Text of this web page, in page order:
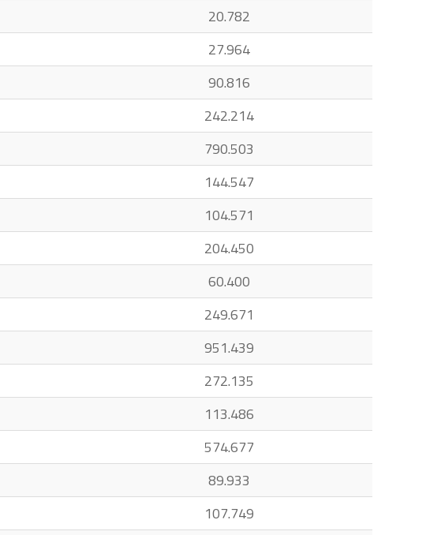
20.782
27.964
90.816
242.214
790.503
144.547
104.571
204.450
60.400
249.671
951.439
272.135
113.486
574.677
89.933
107.749